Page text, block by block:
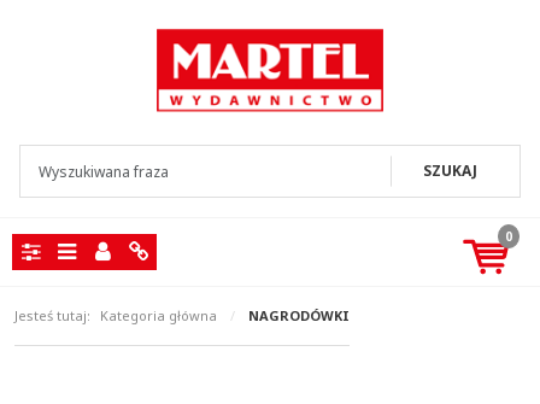
SZUKAJ
PanelMenuPanel
Info
0
Jesteś tutaj: Kategoria główna / NAGRODÓWKI